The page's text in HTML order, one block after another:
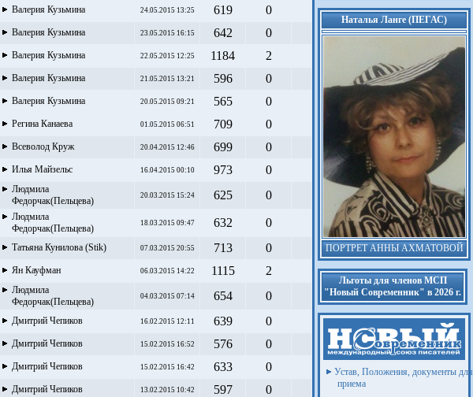
Валерия Кузьмина 24.05.2015 13:25 619 0
Валерия Кузьмина 23.05.2015 16:15 642 0
Валерия Кузьмина 22.05.2015 12:25 1184 2
Валерия Кузьмина 21.05.2015 13:21 596 0
Валерия Кузьмина 20.05.2015 09:21 565 0
Регина Канаева 01.05.2015 06:51 709 0
Всеволод Круж 20.04.2015 12:46 699 0
Илья Майзельс 16.04.2015 00:10 973 0
Людмила
Федорчак(Пельцева)
20.03.2015 15:24 625 0
Людмила
Федорчак(Пельцева)
18.03.2015 09:47 632 0
Татьяна Кунилова (Stik) 07.03.2015 20:55 713 0
Ян Кауфман 06.03.2015 14:22 1115 2
Людмила
Федорчак(Пельцева)
04.03.2015 07:14 654 0
Дмитрий Чепиков 16.02.2015 12:11 639 0
Дмитрий Чепиков 15.02.2015 16:52 576 0
Дмитрий Чепиков 15.02.2015 16:42 633 0
Дмитрий Чепиков 13.02.2015 10:42 597 0
Наталья Ланге (ПЕГАС)
ПОРТРЕТ АННЫ АХМАТОВОЙ
Льготы для членов МСП
"Новый Современник" в 2026 г.
Устав, Положения, документы для
приема